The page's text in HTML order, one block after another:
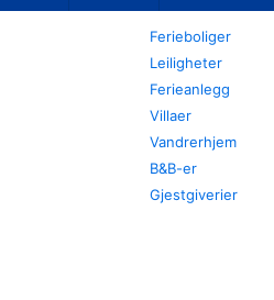
Ferieboliger
Leiligheter
Ferieanlegg
Villaer
Vandrerhjem
B&B-er
Gjestgiverier